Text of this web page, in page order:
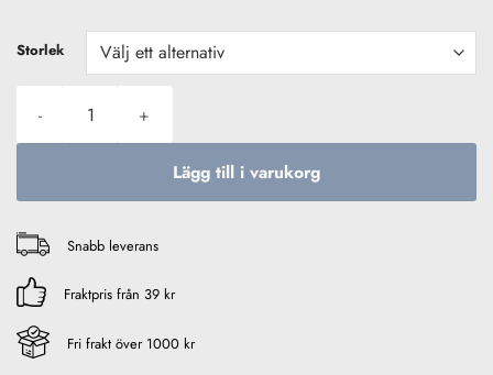
Storlek
Lägg till i varukorg
Snabb leverans
Fraktpris från 39 kr
Fri frakt över 1000 kr